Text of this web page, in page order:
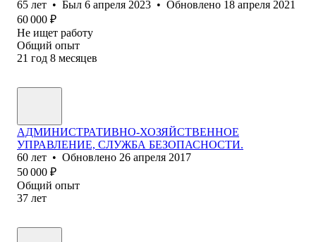
65 лет • Был 6 апреля 2023 • Обновлено 18 апреля 2021
60 000 ₽
Не ищет работу
Общий опыт
21 год 8 месяцев
АДМИНИСТРАТИВНО-ХОЗЯЙСТВЕННОЕ
УПРАВЛЕНИЕ, СЛУЖБА БЕЗОПАСНОСТИ.
60 лет • Обновлено 26 апреля 2017
50 000 ₽
Общий опыт
37 лет